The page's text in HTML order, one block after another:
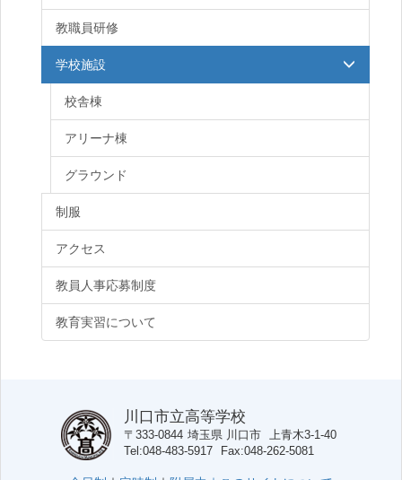
教職員研修
学校施設
校舎棟
アリーナ棟
グラウンド
制服
アクセス
教員人事応募制度
教育実習について
川口市立高等学校
〒333-0844 埼玉県 川口市 上青木3-1-40
Tel 048-483-5917 Fax 048-262-5081